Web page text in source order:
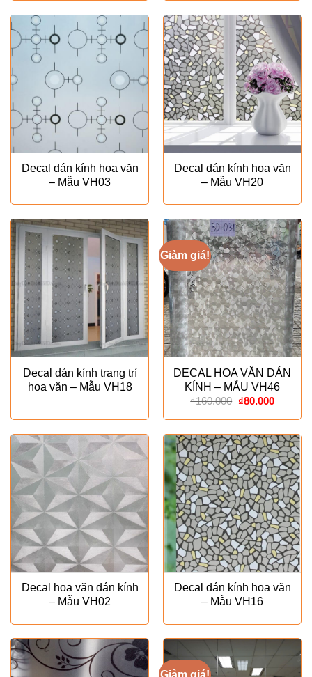
Decal dán kính hoa văn
– Mẫu VH03
Decal dán kính hoa văn
– Mẫu VH20
Decal dán kính trang trí
hoa văn – Mẫu VH18
Giảm giá!
DECAL HOA VĂN DÁN
KÍNH – MẪU VH46
₫160.000 Giá
là:
₫160.000.
₫80.000Giá
tại
là:
₫80.000.
Decal hoa văn dán kính
– Mẫu VH02
Decal dán kính hoa văn
– Mẫu VH16